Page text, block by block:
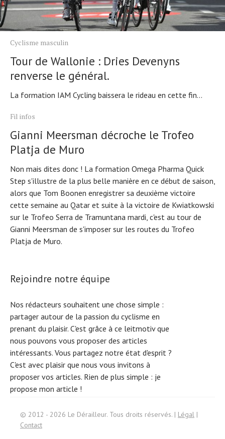
Cyclisme masculin
Tour de Wallonie : Dries Devenyns
renverse le général.
La formation IAM Cycling baissera le rideau en cette fin...
Fil infos
Gianni Meersman décroche le Trofeo
Platja de Muro
Non mais dites donc ! La formation Omega Pharma Quick
Step s'illustre de la plus belle manière en ce début de saison,
alors que Tom Boonen enregistrer sa deuxième victoire
cette semaine au Qatar et suite à la victoire de Kwiatkowski
sur le Trofeo Serra de Tramuntana mardi, c'est au tour de
Gianni Meersman de s'imposer sur les routes du Trofeo
Platja de Muro.
Rejoindre notre équipe
Nos rédacteurs souhaitent une chose simple :
partager autour de la passion du cyclisme en
prenant du plaisir. C'est grâce à ce leitmotiv que
nous pouvons vous proposer des articles
intéressants. Vous partagez notre état d'esprit ?
C'est avec plaisir que nous vous invitons à
proposer vos articles. Rien de plus simple : je
propose mon article !
© 2012 - 2026 Le Dérailleur. Tous droits réservés. | Légal |
Contact
Search
for: